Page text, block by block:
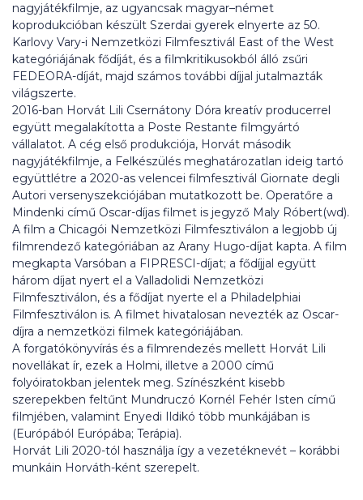
nagyjátékfilmje, az ugyancsak magyar–német
koprodukcióban készült Szerdai gyerek elnyerte az 50.
Karlovy Vary-i Nemzetközi Filmfesztivál East of the West
kategóriájának fődíját, és a filmkritikusokból álló zsűri
FEDEORA-díját, majd számos további díjjal jutalmazták
világszerte.
2016-ban Horvát Lili Csernátony Dóra kreatív producerrel
együtt megalakította a Poste Restante filmgyártó
vállalatot. A cég első produkciója, Horvát második
nagyjátékfilmje, a Felkészülés meghatározatlan ideig tartó
együttlétre a 2020-as velencei filmfesztivál Giornate degli
Autori versenyszekciójában mutatkozott be. Operatőre a
Mindenki című Oscar-díjas filmet is jegyző Maly Róbert(wd).
A film a Chicagói Nemzetközi Filmfesztiválon a legjobb új
filmrendező kategóriában az Arany Hugo-díjat kapta. A film
megkapta Varsóban a FIPRESCI-díjat; a fődíjjal együtt
három díjat nyert el a Valladolidi Nemzetközi
Filmfesztiválon, és a fődíjat nyerte el a Philadelphiai
Filmfesztiválon is. A filmet hivatalosan nevezték az Oscar-
díjra a nemzetközi filmek kategóriájában.
A forgatókönyvírás és a filmrendezés mellett Horvát Lili
novellákat ír, ezek a Holmi, illetve a 2000 című
folyóiratokban jelentek meg. Színészként kisebb
szerepekben feltűnt Mundruczó Kornél Fehér Isten című
filmjében, valamint Enyedi Ildikó több munkájában is
(Európából Európába; Terápia).
Horvát Lili 2020-tól használja így a vezetéknevét – korábbi
munkáin Horváth-ként szerepelt.